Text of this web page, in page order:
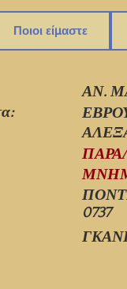
Ποιοι είμαστε
ΑΝ.
0737